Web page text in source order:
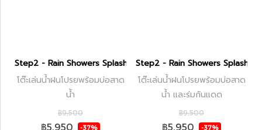
Step2 - Rain Showers Splash Pond Water Table
โต๊ะเล่นน้ำฝนโปรยพร้อมบ่อสาด
น้ำ
฿9,500
฿5,950 -37%
Step2 - Rain Showers Splash
โต๊ะเล่นน้ำฝนโปรยพร้อมบ่อสาด
น้ำ และร่มกันแดด
฿9,500
฿5,950 -37%